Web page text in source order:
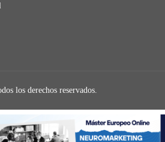
los derechos reservados.